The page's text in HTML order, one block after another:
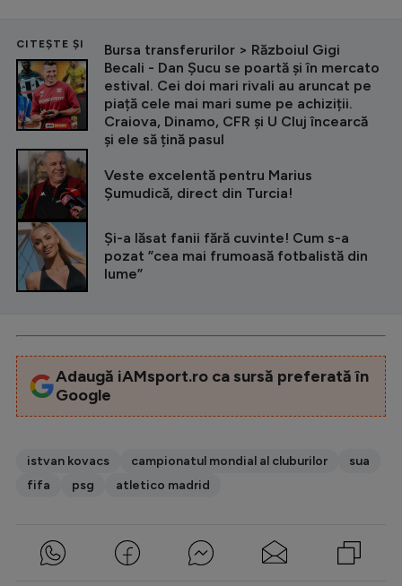
CITEȘTE ȘI
Bursa transferurilor > Războiul Gigi
Becali - Dan Șucu se poartă și în mercato
estival. Cei doi mari rivali au aruncat pe
piață cele mai mari sume pe achiziții.
Craiova, Dinamo, CFR și U Cluj încearcă
și ele să țină pasul
Veste excelentă pentru Marius
Șumudică, direct din Turcia!
Și-a lăsat fanii fără cuvinte! Cum s-a
pozat ”cea mai frumoasă fotbalistă din
lume”
Adaugă iAMsport.ro ca sursă preferată în
Google
istvan kovacs campionatul mondial al cluburilor
sua
fifa
psg atletico madrid